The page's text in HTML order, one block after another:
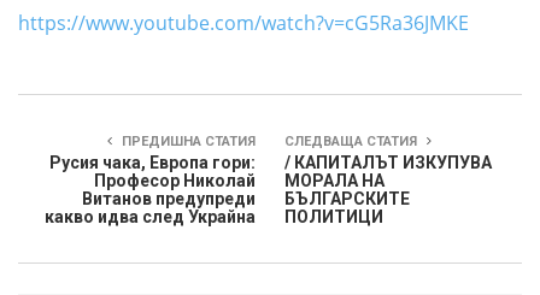
https://www.youtube.com/watch?v=cG5Ra36JMKE
ПРЕДИШНА СТАТИЯ
Русия чака, Европа гори:
Професор Николай
Витанов предупреди
какво идва след Украйна
СЛЕДВАЩА СТАТИЯ
/ КАПИТАЛЪТ ИЗКУПУВА
МОРАЛА НА
БЪЛГАРСКИТЕ
ПОЛИТИЦИ